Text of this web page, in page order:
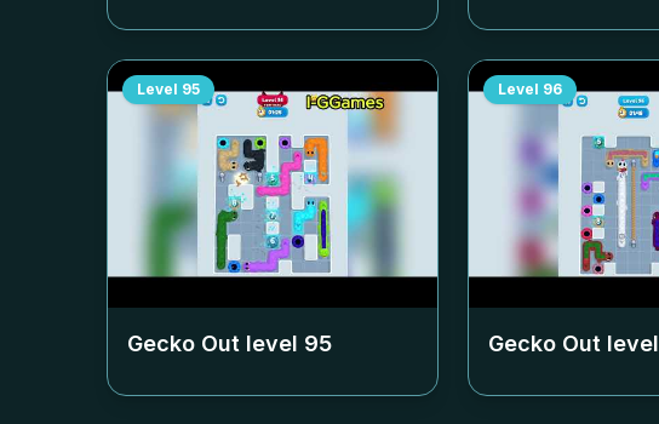
Level 95
Gecko Out level 95
Level 96
Gecko Out level